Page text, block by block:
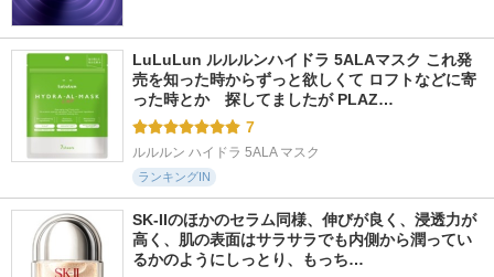
LuLuLun ルルルンハイドラ 5ALAマスク これ発
売を知った時からずっと欲しくて ロフトなどに寄
った時とか　探してましたが PLAZ…
7
ルルルン ハイドラ 5ALA マスク
ランキングIN
SK-IIのほかのセラム同様、伸びが良く、浸透力が
高く、肌の表面はサラサラでも内側から潤ってい
るかのようにしっとり、もっち…